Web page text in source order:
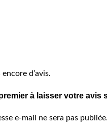
encore d’avis.
à laisser votre avis
e-mail ne sera pas publiée.